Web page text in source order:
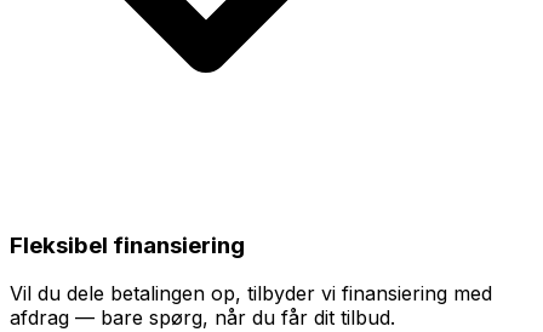
Fleksibel finansiering
Vil du dele betalingen op, tilbyder vi finansiering med
afdrag — bare spørg, når du får dit tilbud.